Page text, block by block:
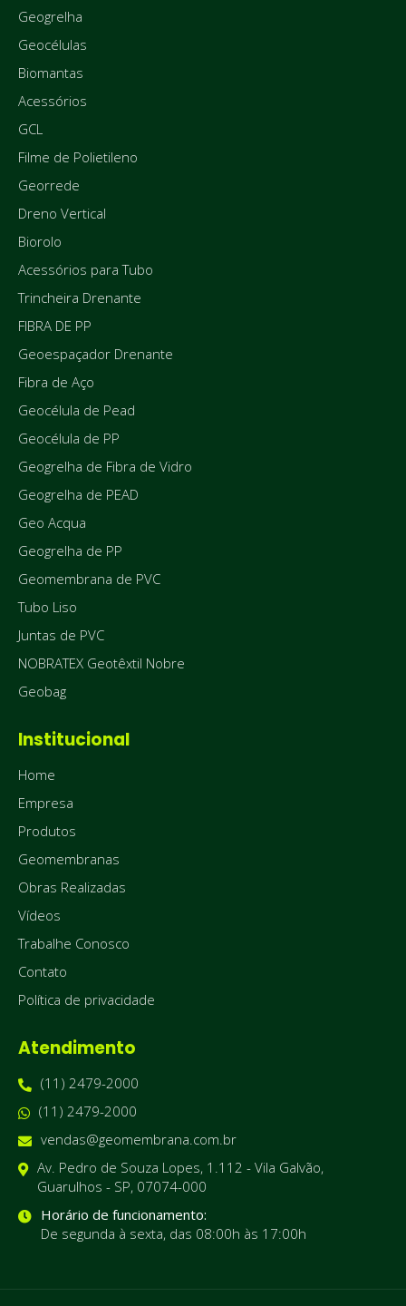
Geogrelha
Geocélulas
Biomantas
Acessórios
GCL
Filme de Polietileno
Georrede
Dreno Vertical
Biorolo
Acessórios para Tubo
Trincheira Drenante
FIBRA DE PP
Geoespaçador Drenante
Fibra de Aço
Geocélula de Pead
Geocélula de PP
Geogrelha de Fibra de Vidro
Geogrelha de PEAD
Geo Acqua
Geogrelha de PP
Geomembrana de PVC
Tubo Liso
Juntas de PVC
NOBRATEX Geotêxtil Nobre
Geobag
Institucional
Home
Empresa
Produtos
Geomembranas
Obras Realizadas
Vídeos
Trabalhe Conosco
Contato
Política de privacidade
Atendimento
(11) 2479-2000
(11) 2479-2000
vendas@geomembrana.com.br
Av. Pedro de Souza Lopes, 1.112 - Vila Galvão,
Guarulhos - SP, 07074-000
Horário de funcionamento:
De segunda à sexta, das 08:00h às 17:00h